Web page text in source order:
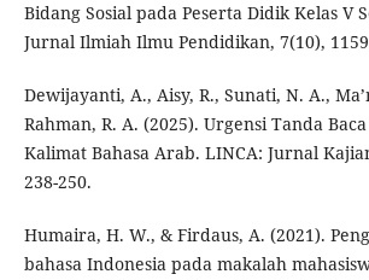
Bidang Sosial pada Peserta Didik Kelas V
Jurnal Ilmiah Ilmu Pendidikan, 7(10),
Dewijayanti, A., Aisy, R., Sunati, N. A.,
Rahman, R. A. (2025). Urgensi Tanda
Kalimat Bahasa Arab. LINCA: Jurnal
238-250.
Humaira, H. W., & Firdaus, A. (2021).
bahasa Indonesia pada makalah